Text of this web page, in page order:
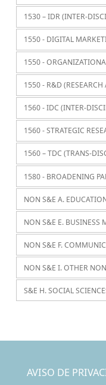
1530 – IDR (INTER-
1550 - DIGITAL
1550 -
1550 - R&D
1560 - IDC (INTER-
1560 - STRATEGIC
1560 – TDC (TRANS-
1580 - BROADENING
NON S&E A.
NON S&E E. BUSINESS
NON S&E F.
NON S&E I. OTHER
S&E H. SOCIAL
AVISO DE